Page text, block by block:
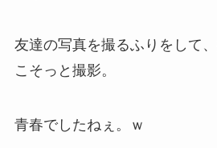
友達の写真を撮るふりをして
こそっと撮影。
青春でしたねぇ。ｗ